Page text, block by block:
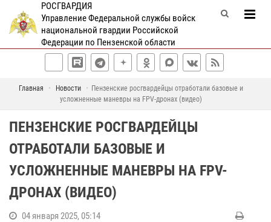
РОСГВАРДИЯ
Управление Федеральной службы войск
национальной гвардии Российской
Федерации по Пензенской области
Главная Новости
Пензенские росгвардейцы отработали базовые и
усложненные маневры на FPV-дронах (видео)
ПЕНЗЕНСКИЕ РОСГВАРДЕЙЦЫ
ОТРАБОТАЛИ БАЗОВЫЕ И
УСЛОЖНЕННЫЕ МАНЕВРЫ НА FPV-
ДРОНАХ (ВИДЕО)
04 января 2025, 05:14